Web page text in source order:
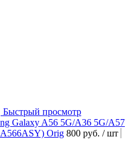
Быстрый просмотр
Galaxy A56 5G/A36 5G/A57
Orig 800 руб. / шт